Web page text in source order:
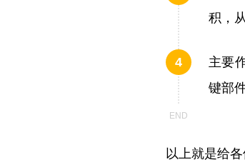
积，
主要
键部件
以上就是给